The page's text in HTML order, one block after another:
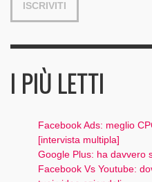
I PIÙ LETTI
Facebook Ads: meglio
[intervista multipla]
Google Plus: ha davvero
Facebook Vs Youtube: